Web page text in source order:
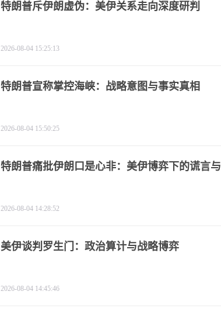
特朗普斥伊朗虚伪：美伊关系走向深度研判
2026-08-04 15:25:13
特朗普宣称掌控海峡：战略意图与事实真相
2026-08-04 15:50:25
特朗普痛批伊朗口是心非：美伊博弈下的谎言与
2026-08-04 14:28:52
美伊谈判罗生门：政治算计与战略博弈
2026-08-04 14:45:46